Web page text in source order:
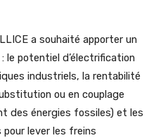
a souhaité apporter un
le potentiel d’électrification
industriels, la rentabilité
ou en couplage
des énergies fossiles) et les
pour lever les freins